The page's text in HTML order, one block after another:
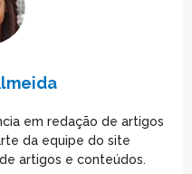
em redação de artigos
da equipe do site
artigos e conteúdos.